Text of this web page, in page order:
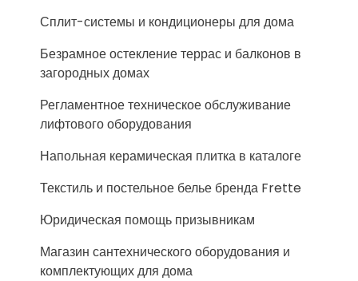
Сплит-системы и кондиционеры для дома
Безрамное остекление террас и балконов в
загородных домах
Регламентное техническое обслуживание
лифтового оборудования
Напольная керамическая плитка в каталоге
Текстиль и постельное белье бренда Frette
Юридическая помощь призывникам
Магазин сантехнического оборудования и
комплектующих для дома